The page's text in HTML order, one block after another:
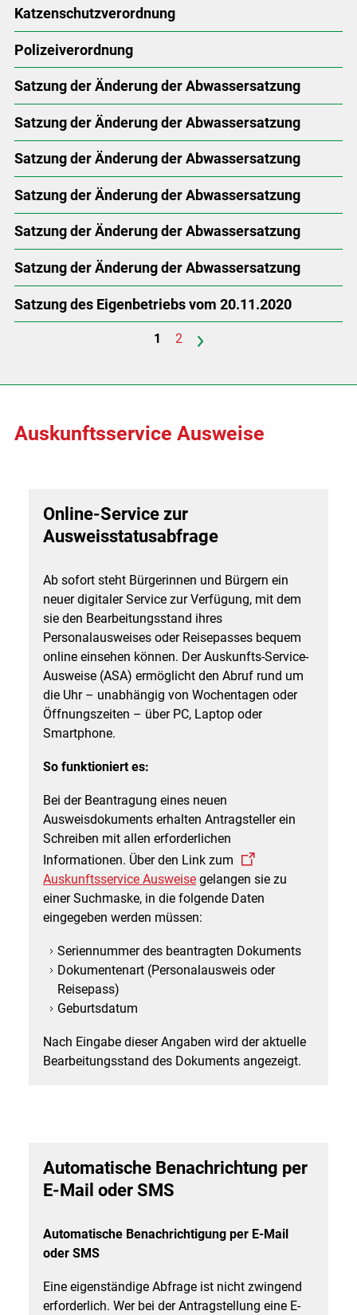
Katzenschutzverordnung
Polizeiverordnung
Satzung der Änderung der Abwassersatzung
Satzung der Änderung der Abwassersatzung
Satzung der Änderung der Abwassersatzung
Satzung der Änderung der Abwassersatzung
Satzung der Änderung der Abwassersatzung
Satzung der Änderung der Abwassersatzung
Satzung des Eigenbetriebs vom 20.11.2020
1 2 >
Auskunftsservice Ausweise
Online-Service zur
Ausweisstatusabfrage
Ab sofort steht Bürgerinnen und Bürgern ein
neuer digitaler Service zur Verfügung, mit dem
sie den Bearbeitungsstand ihres
Personalausweises oder Reisepasses bequem
online einsehen können. Der Auskunfts-Service-
Ausweise (ASA) ermöglicht den Abruf rund um
die Uhr – unabhängig von Wochentagen oder
Öffnungszeiten – über PC, Laptop oder
Smartphone.
So funktioniert es:
Bei der Beantragung eines neuen
Ausweisdokuments erhalten Antragsteller ein
Schreiben mit allen erforderlichen
Informationen. Über den Link zum
Auskunftsservice Ausweise gelangen sie zu
einer Suchmaske, in die folgende Daten
eingegeben werden müssen:
Seriennummer des beantragten Dokuments
Dokumentenart (Personalausweis oder
Reisepass)
Geburtsdatum
Nach Eingabe dieser Angaben wird der aktuelle
Bearbeitungsstand des Dokuments angezeigt.
Automatische Benachrichtung per
E-Mail oder SMS
Automatische Benachrichtigung per E-Mail
oder SMS
Eine eigenständige Abfrage ist nicht zwingend
erforderlich. Wer bei der Antragstellung eine E-